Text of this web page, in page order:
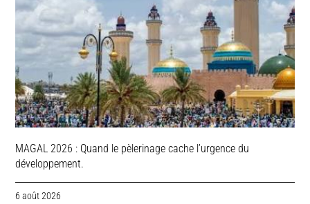
MAGAL 2026 : Quand le pèlerinage cache l’urgence du
développement.
6 août 2026